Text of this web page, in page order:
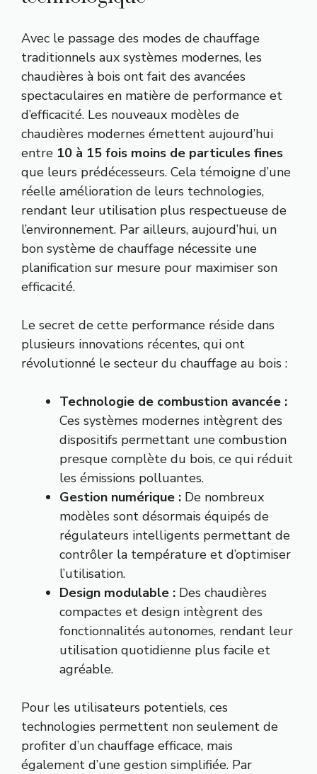
Avec le passage des modes de chauffage
traditionnels aux systèmes modernes, les
chaudières à bois ont fait des avancées
spectaculaires en matière de performance et
d’efficacité. Les nouveaux modèles de
chaudières modernes émettent aujourd’hui
entre 10 à 15 fois moins de particules fines
que leurs prédécesseurs. Cela témoigne d’une
réelle amélioration de leurs technologies,
rendant leur utilisation plus respectueuse de
l’environnement. Par ailleurs, aujourd’hui, un
bon système de chauffage nécessite une
planification sur mesure pour maximiser son
efficacité.
Le secret de cette performance réside dans
plusieurs innovations récentes, qui ont
révolutionné le secteur du chauffage au bois :
Technologie de combustion avancée :
Ces systèmes modernes intègrent des
dispositifs permettant une combustion
presque complète du bois, ce qui réduit
les émissions polluantes.
Gestion numérique : De nombreux
modèles sont désormais équipés de
régulateurs intelligents permettant de
contrôler la température et d’optimiser
l’utilisation.
Design modulable : Des chaudières
compactes et design intègrent des
fonctionnalités autonomes, rendant leur
utilisation quotidienne plus facile et
agréable.
Pour les utilisateurs potentiels, ces
technologies permettent non seulement de
profiter d’un chauffage efficace, mais
également d’une gestion simplifiée. Par